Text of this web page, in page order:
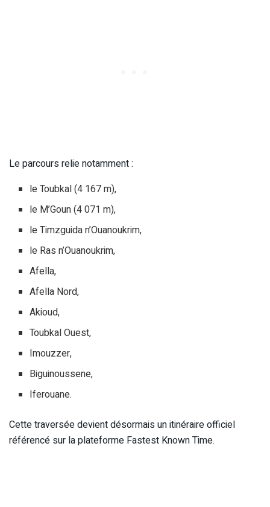
Le parcours relie notamment :
le Toubkal (4 167 m),
le M’Goun (4 071 m),
le Timzguida n’Ouanoukrim,
le Ras n’Ouanoukrim,
Afella,
Afella Nord,
Akioud,
Toubkal Ouest,
Imouzzer,
Biguinoussene,
Iferouane.
Cette traversée devient désormais un itinéraire officiel
référencé sur la plateforme Fastest Known Time.